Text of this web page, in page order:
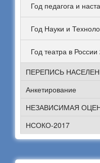
Год педагога и
Год Науки и
Год театра в России
ПЕРЕПИСЬ
Анкетирование
НЕЗАВИСИМАЯ
НСОКО-2017